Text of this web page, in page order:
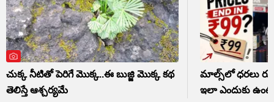
చుక్క నీటితో పెరిగే మొక్క..ఈ బుజ్జి మొక్క కథ
తెలిస్తే ఆశ్చర్యమే
మాల్స్‌లో ధరలు
ఇలా ఎందుకు